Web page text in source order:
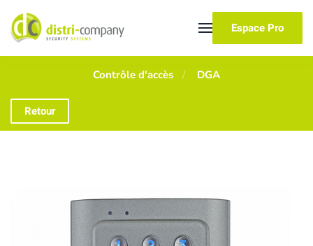
Skip to main content
Espace Pro
Contrôle d'accès DGA
Retour